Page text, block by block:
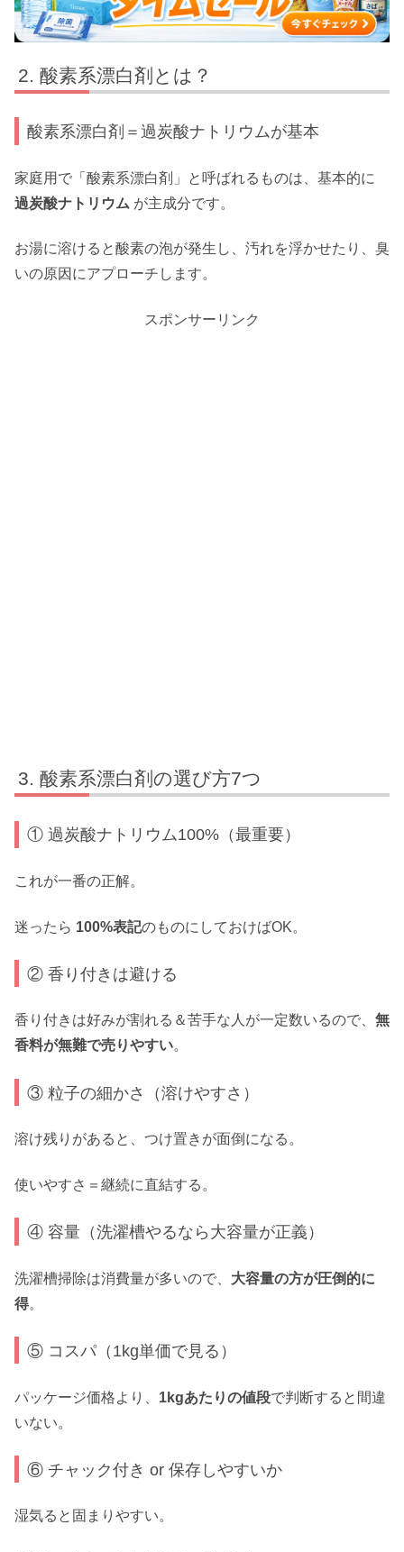
酸素系漂白剤とは？
酸素系漂白剤＝過炭酸ナトリウムが基本
家庭用で「酸素系漂白剤」と呼ばれるものは、基本的に
過炭酸ナトリウム が主成分です。
お湯に溶けると酸素の泡が発生し、汚れを浮かせたり、臭
いの原因にアプローチします。
スポンサーリンク
酸素系漂白剤の選び方7つ
① 過炭酸ナトリウム100%（最重要）
これが一番の正解。
迷ったら 100%表記のものにしておけばOK。
② 香り付きは避ける
香り付きは好みが割れる＆苦手な人が一定数いるので、 無
香料が無難で売りやすい。
③ 粒子の細かさ（溶けやすさ）
溶け残りがあると、つけ置きが面倒になる。
使いやすさ＝継続に直結する。
④ 容量（洗濯槽やるなら大容量が正義）
洗濯槽掃除は消費量が多いので、 大容量の方が圧倒的に
得。
⑤ コスパ（1kg単価で見る）
パッケージ価格より、 1kgあたりの値段で判断すると間違
いない。
⑥ チャック付き or 保存しやすいか
湿気ると固まりやすい。